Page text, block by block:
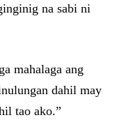
na sabi ni
mahalaga ang
dahil may
tao ako.”